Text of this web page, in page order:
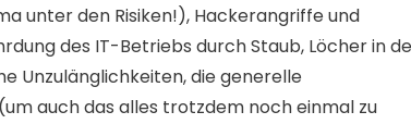
unter den Risiken!), Hackerangriffe und
des IT-Betriebs durch Staub, Löcher in
Unzulänglichkeiten, die generelle
auch das alles trotzdem noch einmal zu